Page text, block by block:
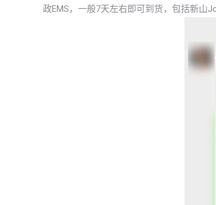
政EMS，一般7天左右即可到货，包括新山